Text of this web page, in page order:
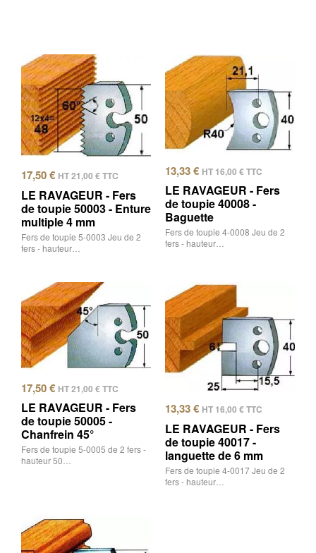
17,50€ HT21,00 €TTC
LE RAVAGEUR - Fers
de toupie 50003 - Enture
multiple 4 mm
Fers de toupie 5-0003 Jeu de 2
fers - hauteur…
13,33€ HT 16,00 €TTC
LE RAVAGEUR - Fers
de toupie 40008 -
Baguette
Fers de toupie 4-0008 Jeu de 2
fers - hauteur…
17,50€ HT21,00 €TTC
LE RAVAGEUR - Fers
de toupie 50005 -
Chanfrein 45°
Fers de toupie 5-0005 de 2 fers -
hauteur 50…
13,33€ HT 16,00 €TTC
LE RAVAGEUR - Fers
de toupie 40017 -
languette de 6 mm
Fers de toupie 4-0017 Jeu de 2
fers - hauteur…